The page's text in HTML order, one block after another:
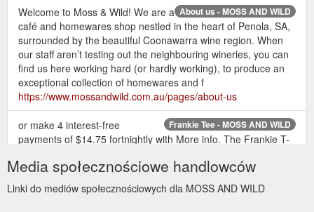
About us - MOSS AND WILD
Welcome to Moss & Wild! We are a
café and homewares shop nestled in the heart of Penola, SA,
surrounded by the beautiful Coonawarra wine region. When
our staff aren’t testing out the neighbouring wineries, you can
find us here working hard (or hardly working), to produce an
exceptional collection of homewares and f
https://www.mossandwild.com.au/pages/about-us
Frankie Tee - MOSS AND WILD
or make 4 interest-free
payments of $14.75 fortnightly with More info. The Frankie T-
features a round neckline, relaxed fit and subtle J+M logo.
Material: 100% Organic Cotton Slub. Care: Cold gentle
Media społecznościowe handlowców
Linki do mediów społecznościowych dla MOSS AND WILD